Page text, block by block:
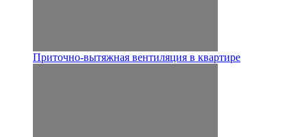
Приточно-вытяжная вентиляция в квартире